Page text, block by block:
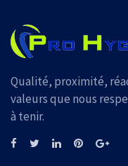
Qualité, proximité,
valeurs que nous
à tenir.